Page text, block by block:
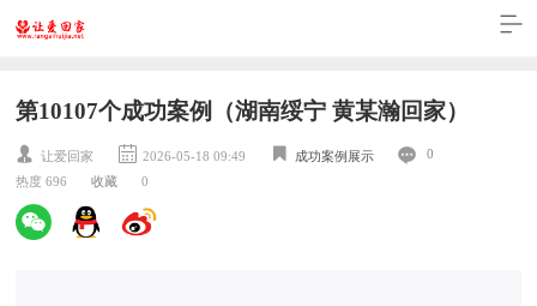
第10107个成功案例（湖南绥宁 黄某瀚回家）
让爱回家 2026-05-18 09:49 成功案例展示
0
热度 696
收藏 0